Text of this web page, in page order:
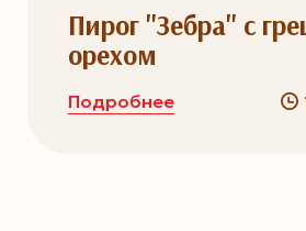
Пирог "Зебра" с
орехом
Подробнее